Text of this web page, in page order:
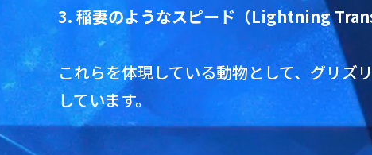
3. 稲妻のようなスピード（Lightning
これらを体現している動物として、グリズ
しています。